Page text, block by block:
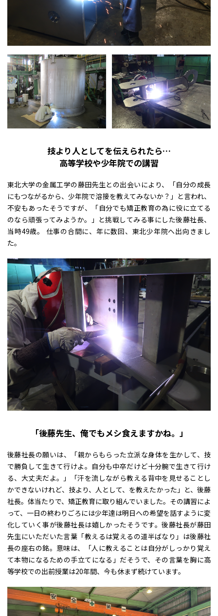
技より人としてを伝えられたら…
高等学校や少年院での講習
東北大学の金属工学の藤田先生との出会いにより、「自分の成長
にもつながるから、少年院で溶接を教えてみないか？」と言われ、
不安もあったそうですが、「自分でも矯正教育の為に役に立てる
のなら頑張ってみようか。」と挑戦してみる事にした後藤社長、
当時49歳。 仕事の合間に、年に数回、東北少年院へ出向きまし
た。
「後藤先生、俺でもメシ食えますかね。」
後藤社長の願いは、「親からもらった立派な身体を生かして、技
で勝負して生きて行けよ。自分も中卒だけど十分腕で生きて行け
る、大丈夫だよ。」「汗を流しながら教える背中を見せることし
かできないけれど、技より、人として、を教えたかった」と、後藤
社長。体当たりで、矯正教育に取り組んでいました。その講習によ
って、一日の終わりごろには少年達は明日への希望を話すように変
化していく事が後藤社長は嬉しかったそうです。後藤社長が藤田
先生にいただいた言葉「教えるは覚えるの道半ばなり」は後藤社
長の座右の銘。意味は、「人に教えることは自分がしっかり覚え
て本物になるための手立てになる」だそうで、その言葉を胸に高
等学校での出前授業は20年間、今も休まず続けています。